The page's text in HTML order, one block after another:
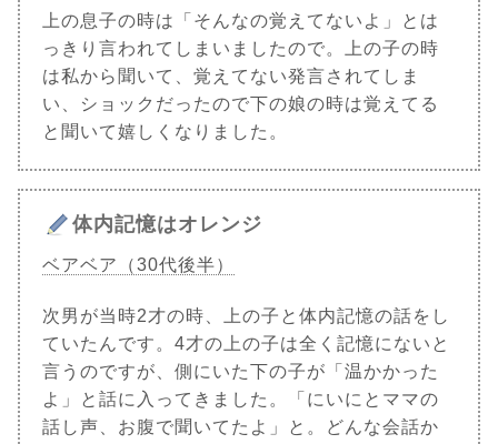
上の息子の時は「そんなの覚えてないよ」とは
っきり言われてしまいましたので。上の子の時
は私から聞いて、覚えてない発言されてしま
い、ショックだったので下の娘の時は覚えてる
と聞いて嬉しくなりました。
体内記憶はオレンジ
ベアベア（30代後半）
次男が当時2才の時、上の子と体内記憶の話をし
ていたんです。4才の上の子は全く記憶にないと
言うのですが、側にいた下の子が「温かかった
よ」と話に入ってきました。「にいにとママの
話し声、お腹で聞いてたよ」と。どんな会話か